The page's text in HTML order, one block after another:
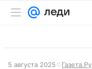
5 августа 2025 Газета.Ру